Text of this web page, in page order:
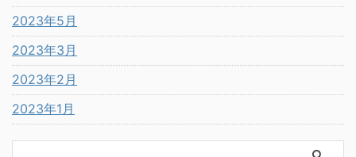
2023年5月
2023年3月
2023年2月
2023年1月